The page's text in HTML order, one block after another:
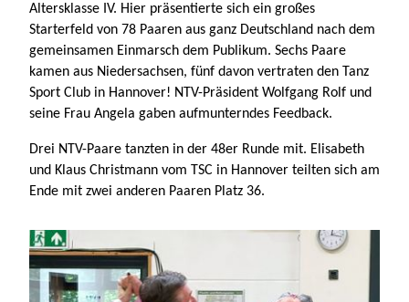
Altersklasse IV. Hier präsentierte sich ein großes
Starterfeld von 78 Paaren aus ganz Deutschland nach dem
gemeinsamen Einmarsch dem Publikum. Sechs Paare
kamen aus Niedersachsen, fünf davon vertraten den Tanz
Sport Club in Hannover! NTV-Präsident Wolfgang Rolf und
seine Frau Angela gaben aufmunterndes Feedback.
Drei NTV-Paare tanzten in der 48er Runde mit. Elisabeth
und Klaus Christmann vom TSC in Hannover teilten sich am
Ende mit zwei anderen Paaren Platz 36.